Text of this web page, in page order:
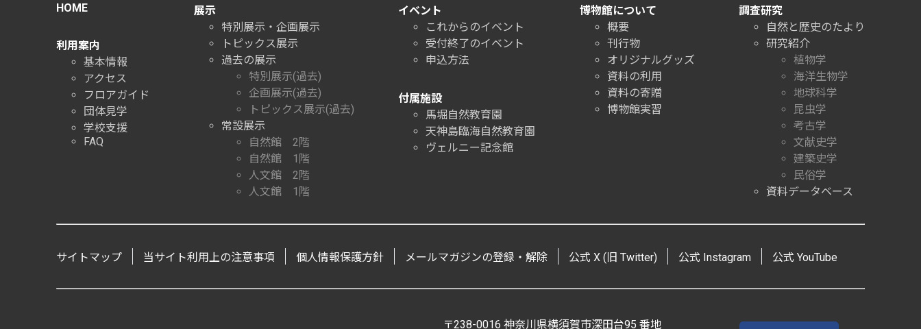
HOME
利用案内
基本情報
アクセス
フロアガイド
団体見学
学校支援
FAQ
展示
特別展示・企画展示
トピックス展示
過去の展示
特別展示(過去)
企画展示(過去)
トピックス展示(過去)
常設展示
自然館 2階
自然館 1階
人文館 2階
人文館 1階
イベント
これからのイベント
受付終了のイベント
申込方法
付属施設
馬堀自然教育園
天神島臨海自然教育園
ヴェルニー記念館
博物館について
概要
刊行物
オリジナルグッズ
資料の利用
資料の寄贈
博物館実習
調査研究
自然と歴史のたより
研究紹介
植物学
海洋生物学
地球科学
昆虫学
考古学
文献史学
建築史学
民俗学
資料データベース
サイトマップ 当サイト利用上の注意事項 個人情報保護方針 メールマガジンの登録・解除 公式 X (旧 Twitter) 公式 Instagram 公式 YouTube
〒238-0016 神奈川県横須賀市深田台95 番地